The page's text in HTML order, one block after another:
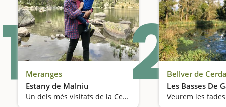
1 Meranges
Estany de Malniu
Un dels més visitats de la Cerdanya 2Bellver de
Les Basses De
Veurem les